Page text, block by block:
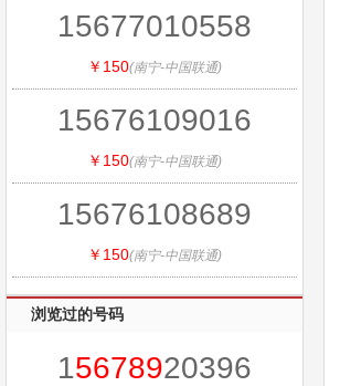
15677010558
￥150(南宁-中国联通)
15676109016
￥150(南宁-中国联通)
15676108689
￥150(南宁-中国联通)
浏览过的号码
15678920396